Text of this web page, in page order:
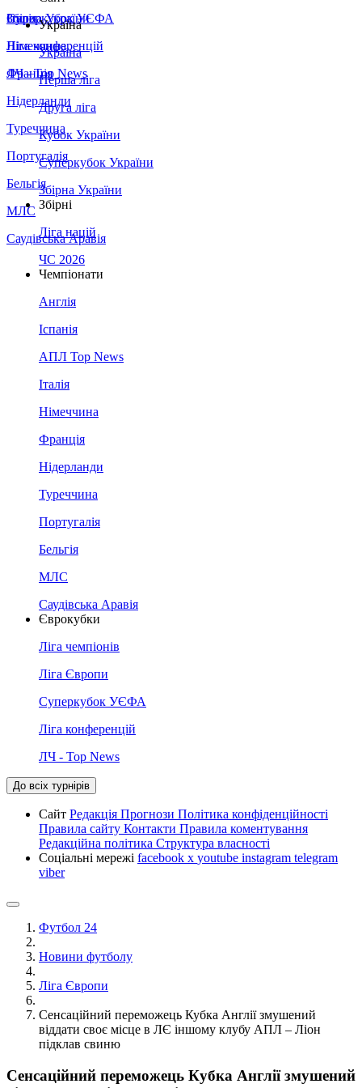
Збірна України
Італія
Німеччина
Франція
Нідерланди
Туреччина
Португалія
Бельгія
МЛС
Саудівська Аравія
Суперкубок УЄФА
Ліга конференцій
ЛЧ - Top News
Україна
Україна
Перша ліга
Друга ліга
Кубок України
Суперкубок України
Збірна України
Збірні
Ліга націй
ЧС 2026
Чемпіонати
Англія
Іспанія
АПЛ Top News
Італія
Німеччина
Франція
Нідерланди
Туреччина
Португалія
Бельгія
МЛС
Саудівська Аравія
Єврокубки
Ліга чемпіонів
Ліга Європи
Суперкубок УЄФА
Ліга конференцій
ЛЧ - Top News
До всіх турнірів
Сайт Редакція Прогнози Політика конфіденційності
Правила сайту Контакти Правила коментування
Редакційна політика Структура власності
Соціальні мережі facebook x youtube instagram telegram
viber
Футбол 24
Новини футболу
Ліга Європи
Сенсаційний переможець Кубка Англії змушений
віддати своє місце в ЛЄ іншому клубу АПЛ – Ліон
підклав свиню
Сенсаційний переможець Кубка Англії змушений